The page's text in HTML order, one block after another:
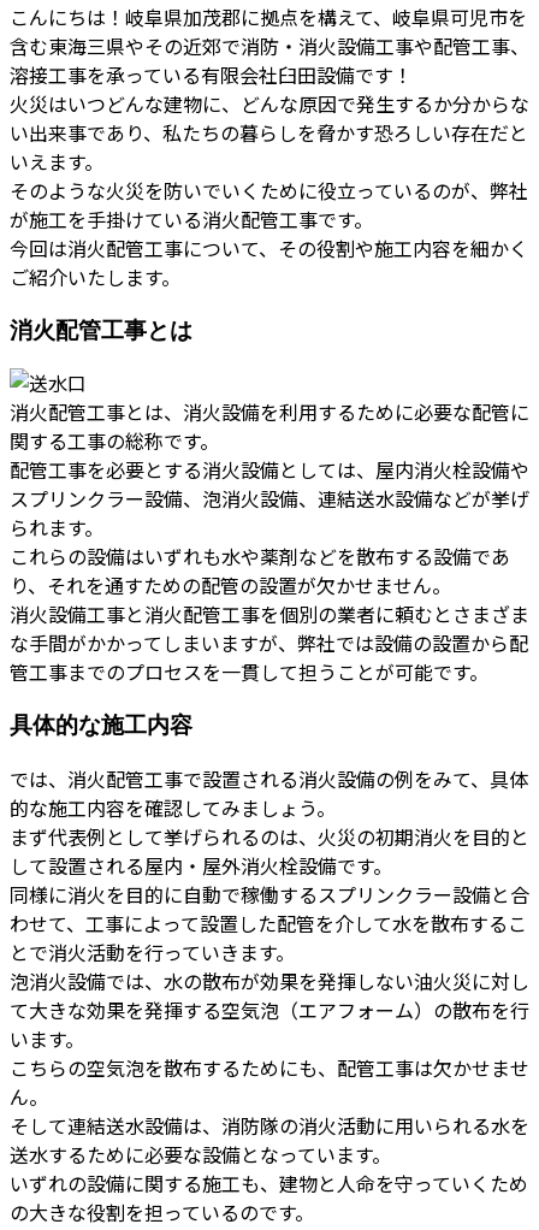
こんにちは！岐阜県加茂郡に拠点を構えて、岐阜県可児市を
含む東海三県やその近郊で消防・消火設備工事や配管工事、
溶接工事を承っている有限会社臼田設備です！
火災はいつどんな建物に、どんな原因で発生するか分からな
い出来事であり、私たちの暮らしを脅かす恐ろしい存在だと
いえます。
そのような火災を防いでいくために役立っているのが、弊社
が施工を手掛けている消火配管工事です。
今回は消火配管工事について、その役割や施工内容を細かく
ご紹介いたします。
消火配管工事とは
消火配管工事とは、消火設備を利用するために必要な配管に
関する工事の総称です。
配管工事を必要とする消火設備としては、屋内消火栓設備や
スプリンクラー設備、泡消火設備、連結送水設備などが挙げ
られます。
これらの設備はいずれも水や薬剤などを散布する設備であ
り、それを通すための配管の設置が欠かせません。
消火設備工事と消火配管工事を個別の業者に頼むとさまざま
な手間がかかってしまいますが、弊社では設備の設置から配
管工事までのプロセスを一貫して担うことが可能です。
具体的な施工内容
では、消火配管工事で設置される消火設備の例をみて、具体
的な施工内容を確認してみましょう。
まず代表例として挙げられるのは、火災の初期消火を目的と
して設置される屋内・屋外消火栓設備です。
同様に消火を目的に自動で稼働するスプリンクラー設備と合
わせて、工事によって設置した配管を介して水を散布するこ
とで消火活動を行っていきます。
泡消火設備では、水の散布が効果を発揮しない油火災に対し
て大きな効果を発揮する空気泡（エアフォーム）の散布を行
います。
こちらの空気泡を散布するためにも、配管工事は欠かせませ
ん。
そして連結送水設備は、消防隊の消火活動に用いられる水を
送水するために必要な設備となっています。
いずれの設備に関する施工も、建物と人命を守っていくため
の大きな役割を担っているのです。